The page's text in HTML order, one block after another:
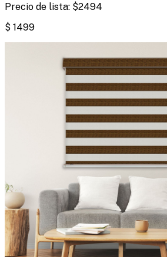
Precio de lista: $2494
$ 1499